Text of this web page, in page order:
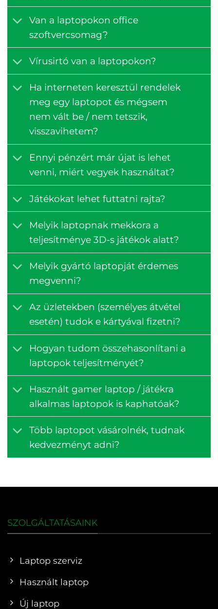
Van a laptopokon office
szoftvercsomag?
Vírusirtó van a laptopokon?
Ha interneten keresztül rendelek
meg egy laptopot és mégsem
nem vált be / nem tetszik,
visszavihetem?
Ennyi pénzért már újat is lehet
venni, miért vegyek használtat?
Játékokat lehet futtatni rajta?
Melyik laptopnak mekkora a
teljesítménye 3D-s játékok alatt?
Melyik gyártó laptopját érdemes
megvenni?
Az üzletekben (személyes átvétel
esetén) tudok e kártyával fizetni?
Hogyan tudom összehasonlítani a
laptopok teljesítményét?
Használt gamer laptop / játékra
alkalmas laptopok is kaphatóak?
Több laptopot vásárolnék, tudnak
kedvezményt adni?
SZOLGÁLTATÁSAINK
Laptop szerviz
Használt laptop
Új laptop